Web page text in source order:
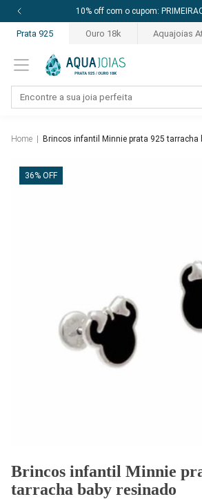
10% off com o cupom:
Prata 925 Ouro 18k Aquajoias
Home Brincos infantil Minnie prata 925 tarracha
36% OFF
Brincos infantil Minnie
tarracha baby resinado